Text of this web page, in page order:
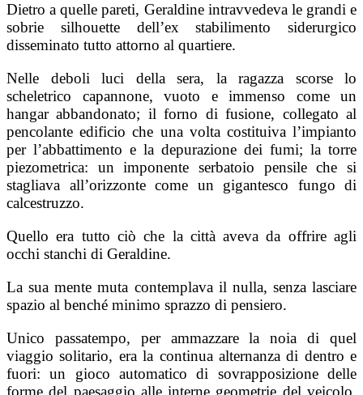
Dietro a quelle pareti, Geraldine intravvedeva le grandi e
sobrie silhouette dell’ex stabilimento siderurgico
disseminato tutto attorno al quartiere.
Nelle deboli luci della sera, la ragazza scorse lo
scheletrico capannone, vuoto e immenso come un
hangar abbandonato; il forno di fusione, collegato al
pencolante edificio che una volta costituiva l’impianto
per l’abbattimento e la depurazione dei fumi; la torre
piezometrica: un imponente serbatoio pensile che si
stagliava all’orizzonte come un gigantesco fungo di
calcestruzzo.
Quello era tutto ciò che la città aveva da offrire agli
occhi stanchi di Geraldine.
La sua mente muta contemplava il nulla, senza lasciare
spazio al benché minimo sprazzo di pensiero.
Unico passatempo, per ammazzare la noia di quel
viaggio solitario, era la continua alternanza di dentro e
fuori: un gioco automatico di sovrapposizione delle